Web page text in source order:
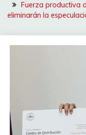
Fuerza productiva
eliminarán la